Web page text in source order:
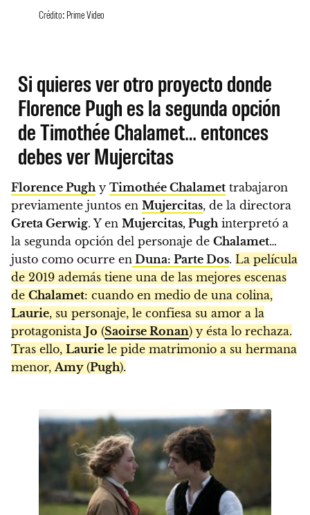
Crédito: Prime Video
Si quieres ver otro proyecto donde
Florence Pugh es la segunda opción
de Timothée Chalamet… entonces
debes ver Mujercitas
Florence Pugh y Timothée Chalamet trabajaron
previamente juntos en Mujercitas, de la directora
Greta Gerwig. Y en Mujercitas, Pugh interpretó a
la segunda opción del personaje de Chalamet…
justo como ocurre en Duna: Parte Dos. La película
de 2019 además tiene una de las mejores escenas
de Chalamet: cuando en medio de una colina,
Laurie, su personaje, le confiesa su amor a la
protagonista Jo (Saoirse Ronan) y ésta lo rechaza.
Tras ello, Laurie le pide matrimonio a su hermana
menor, Amy(Pugh).